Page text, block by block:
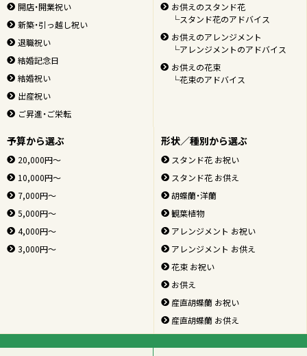
開店・開業祝い
新築・引っ越し祝い
退職祝い
結婚記念日
結婚祝い
出産祝い
ご昇進・ご栄転
お供えのスタンド花
└スタンド花のアドバイス
お供えのアレンジメント
└アレンジメントのアドバイス
お供えの花束
└花束のアドバイス
予算から選ぶ
20,000円～
10,000円～
7,000円～
5,000円～
4,000円～
3,000円～
形状／種別から選ぶ
スタンド花 お祝い
スタンド花 お供え
胡蝶蘭・洋蘭
観葉植物
アレンジメント お祝い
アレンジメント お供え
花束 お祝い
お供え
産直胡蝶蘭 お祝い
産直胡蝶蘭 お供え